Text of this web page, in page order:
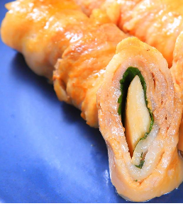
酢
お酢ドリンク
みりん風・料理酒
つゆ
新商品一覧
キャンペーン情報
ブランド・スペシャルサイト
ブランド・スペシャルサイト トップ
商品ブランドサイト
Fibee（ファイビー）
くらしプラ酢
企業情報
国内事業概要